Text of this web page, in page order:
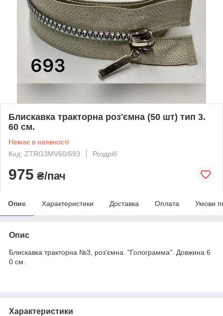
Блискавка тракторна роз'ємна (50 шт) тип 3.
60 см.
Немає в наявності
Код: ZTRG3MV60/693
Роздріб
975 ₴/пач
Опис Характеристики Доставка Оплата Умови
Опис
Блискавка тракторна №3, роз'ємна. "Голограмма". Довжина 6
0 см.
Характеристики